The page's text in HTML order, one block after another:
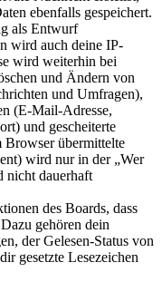
ebenfalls gespeichert.
als Entwurf
wird auch deine IP-
wird weiterhin bei
und Ändern von
und Umfragen),
(E-Mail-Adresse,
und gescheiterte
Browser übermittelte
wird nur in der „Wer
nicht dauerhaft
des Boards, dass
gehören dein
der Gelesen-Status von
gesetzte Lesezeichen